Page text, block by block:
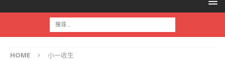
HOME 小一收生